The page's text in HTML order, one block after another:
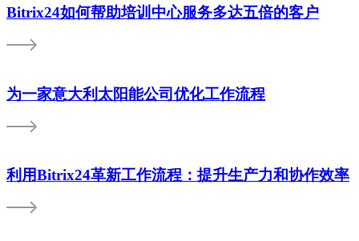
Bitrix24如何帮助培训中心服务多达五倍的客户
为一家意大利太阳能公司优化工作流程
利用Bitrix24革新工作流程：提升生产力和协作效率